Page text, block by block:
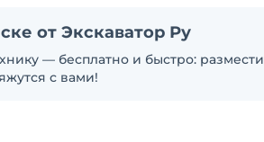
от Экскаватор Ру
— бесплатно и быстро:
с вами!